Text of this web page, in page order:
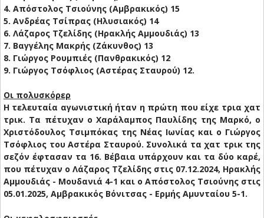
4. Απόστολος Τσιούνης (Αμβρακικός) 15
5. Ανδρέας Τσίπρας (Ηλυσιακός) 14
6. Λάζαρος Τζελίδης (Ηρακλής Αμμουδιάς) 13
7. Βαγγέλης Μακρής (Ζάκυνθος) 13
8. Γιώργος Ρουμπιές (Πανθρακικός) 12
9. Γιώργος Τσόφλιος (Αστέρας Σταυρού) 12.
Οι πολυσκόρερ
Η τελευταία αγωνιστική ήταν η πρώτη που είχε τρια χατ
τρικ. Τα πέτυχαν ο Χαράλαμπος Παυλίδης της Μαρκό, ο
Χριστόδουλος Τσιμπόκας της Νέας Ιωνίας και ο Γιώργος
Τσόφλιος του Αστέρα Σταυρού. Συνολικά τα χατ τρικ της
σεζόν έφτασαν τα 16. Βέβαια υπάρχουν και τα δύο καρέ,
που πέτυχαν ο Λάζαρος Τζελίδης στις 07.12.2024, Ηρακλής
Αμμουδιάς - Μουδανιά 4-1 και ο Απόστολος Τσιούνης στις
05.01.2025, Αμβρακικός Βόνιτσας - Ερμής Αμυνταίου 5-1.